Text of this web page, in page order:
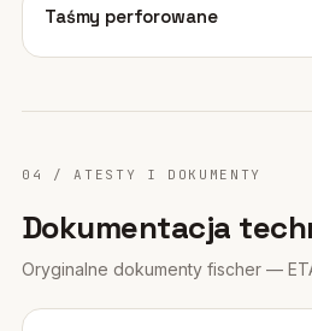
04
Taśmy perforowane
04 / ATESTY I DOKUMENTY
Dokumentacja
Oryginalne dokumenty fischer —